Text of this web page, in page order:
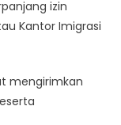
izin
Kantor Imigrasi
mengirimkan